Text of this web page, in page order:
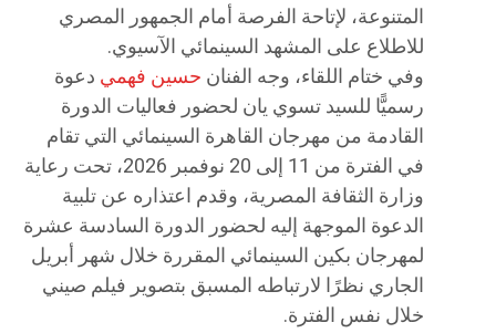
المتنوعة، لإتاحة الفرصة أمام الجمهور المصري
للاطلاع على المشهد السينمائي الآسيوي.
وفي ختام اللقاء، وجه الفنان حسين فهمي دعوة
رسميًّا للسيد تسوي يان لحضور فعاليات الدورة
القادمة من مهرجان القاهرة السينمائي التي تقام
في الفترة من 11 إلى 20 نوفمبر 2026، تحت رعاية
وزارة الثقافة المصرية، وقدم اعتذاره عن تلبية
الدعوة الموجهة إليه لحضور الدورة السادسة عشرة
لمهرجان بكين السينمائي المقررة خلال شهر أبريل
الجاري نظرًا لارتباطه المسبق بتصوير فيلم صيني
خلال نفس الفترة.